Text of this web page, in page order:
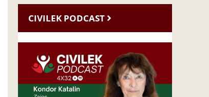
CIVILEK PODCAST